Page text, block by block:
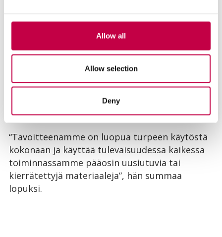
Allow all
Allow selection
Deny
“Biolan on koko historiansa ajan panostanut
multansa vastuullisuuteen. Yhtiö on käyttänyt
olemassaolon ajan ja kiertotaloutta on
toteutettu jo ennen kuin koko termiä oli
keksitty. Uudet tavoitteemme kirkastavat
pitkäjänteistä työtämme ja sanoittavat
suuntaamme”, Fontell sanoo.
“Tavoitteenamme on luopua turpeen käytöstä
kokonaan ja käyttää tulevaisuudessa kaikessa
toiminnassamme pääosin uusiutuvia tai
kierrätettyjä materiaaleja”, hän summaa
lopuksi.